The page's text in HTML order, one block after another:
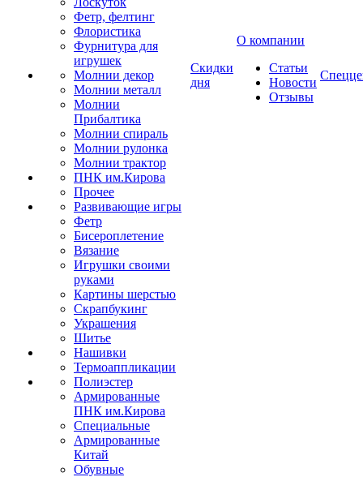
Фетр, фелтинг
Флористика
Фурнитура для
игрушек
Молнии декор
Молнии металл
Молнии
Прибалтика
Молнии спираль
Молнии рулонка
Молнии трактор
ПНК им.Кирова
Прочее
Развивающие игры
Фетр
Бисероплетение
Вязание
Игрушки своими
руками
Картины шерстью
Скрапбукинг
Украшения
Шитье
Нашивки
Термоаппликации
Полиэстер
Армированные
ПНК им.Кирова
Специальные
Армированные
Китай
Обувные
Скидки
дня
О компании
Статьи
Новости
Отзывы